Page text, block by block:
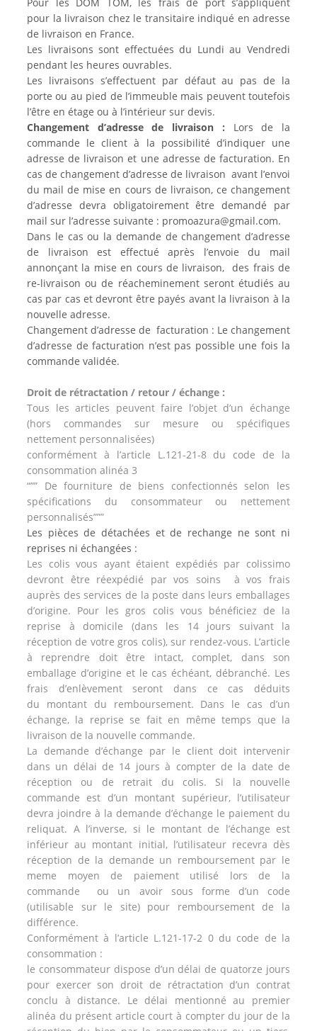
pour la livraison chez le transitaire indiqué en adresse
de livraison en France.
Les livraisons sont effectuées du Lundi au Vendredi
pendant les heures ouvrables.
Les livraisons s’effectuent par défaut au pas de la
porte ou au pied de l’immeuble mais peuvent toutefois
l’être en étage ou à l’intérieur sur devis.
Changement d’adresse de livraison : Lors de la
commande le client à la possibilité d’indiquer une
adresse de livraison et une adresse de facturation. En
cas de changement d’adresse de livraison avant l’envoi
du mail de mise en cours de livraison, ce changement
d’adresse devra obligatoirement être demandé par
mail sur l’adresse suivante : promoazura@gmail.com.
Dans le cas ou la demande de changement d’adresse
de livraison est effectué après l’envoie du mail
annonçant la mise en cours de livraison, des frais de
re-livraison ou de réacheminement seront étudiés au
cas par cas et devront être payés avant la livraison à la
nouvelle adresse.
Changement d’adresse de facturation : Le changement
d’adresse de facturation n’est pas possible une fois la
commande validée.
Droit de rétractation / retour / échange :
Tous les articles peuvent faire l’objet d’un échange
(hors commandes sur mesure ou spécifiques
nettement personnalisées)
conformément à l’article L.121-21-8 du code de la
consommation alinéa 3
“”” De fourniture de biens confectionnés selon les
spécifications du consommateur ou nettement
personnalisés”””
Les pièces de détachées et de rechange ne sont ni
reprises ni échangées :
Les colis vous ayant étaient expédiés par colissimo
devront être réexpédié par vos soins à vos frais
auprès des services de la poste dans leurs emballages
d’origine. Pour les gros colis vous bénéficiez de la
reprise à domicile (dans les 14 jours suivant la
réception de votre gros colis), sur rendez-vous. L’article
à reprendre doit être intact, complet, dans son
emballage d’origine et le cas échéant, débranché. Les
frais d’enlèvement seront dans ce cas déduits
du montant du remboursement. Dans le cas d’un
échange, la reprise se fait en même temps que la
livraison de la nouvelle commande.
La demande d’échange par le client doit intervenir
dans un délai de 14 jours à compter de la date de
réception ou de retrait du colis. Si la nouvelle
commande est d’un montant supérieur, l’utilisateur
devra joindre à la demande d’échange le paiement du
reliquat. A l’inverse, si le montant de l’échange est
inférieur au montant initial, l’utilisateur recevra dès
réception de la demande un remboursement par le
meme moyen de paiement utilisé lors de la
commande ou un avoir sous forme d’un code
(utilisable sur le site) pour remboursement de la
différence.
Conformément à l’article L.121-17-2 0 du code de la
consommation :
le consommateur dispose d’un délai de quatorze jours
pour exercer son droit de rétractation d’un contrat
conclu à distance. Le délai mentionné au premier
alinéa du présent article court à compter du jour de la